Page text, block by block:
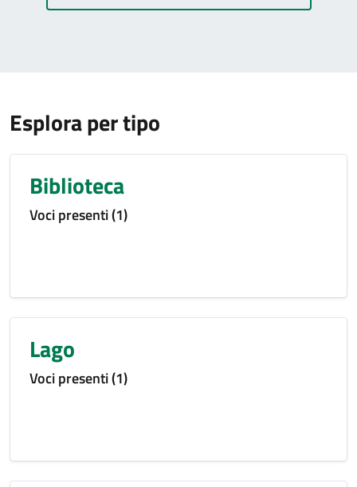
Esplora per tipo
Biblioteca
Voci presenti (1)
Lago
Voci presenti (1)